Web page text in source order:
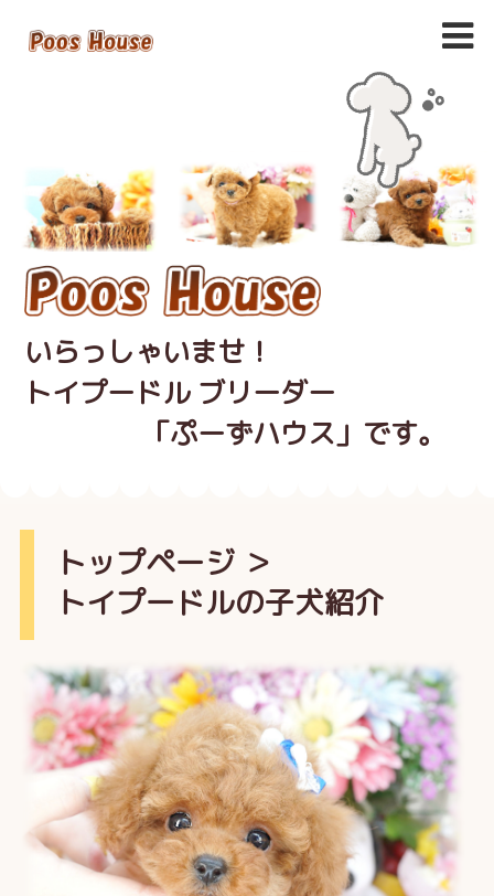
いらっしゃいませ！
トイプードル ブリーダー
「ぷーずハウス」です。
トップページ＞
トイプードルの子犬紹介